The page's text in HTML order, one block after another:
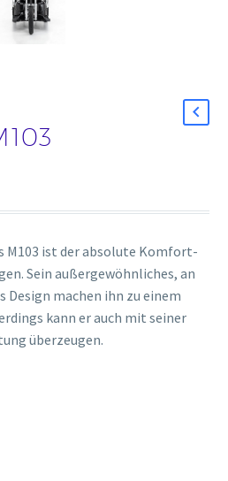
M103 ist der absolute Komfort-
Sein außergewöhnliches, an
Design machen ihn zu einem
kann er auch mit seiner
überzeugen.